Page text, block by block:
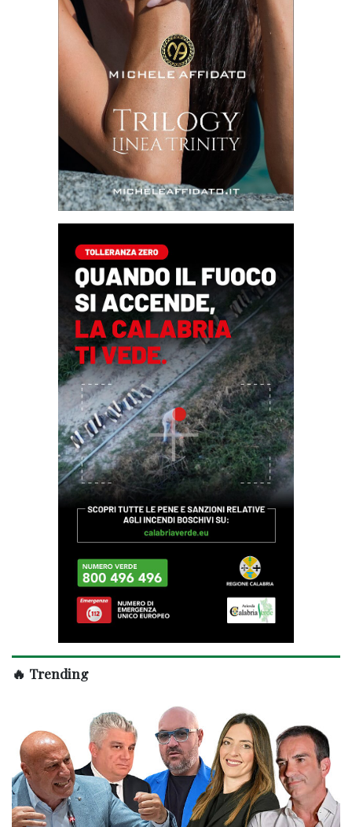
🔥 Trending